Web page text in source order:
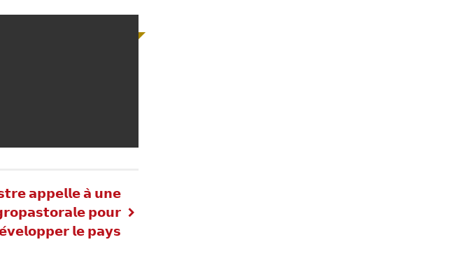
𝗮𝗽𝗽𝗲𝗹𝗹𝗲 𝗮̀ 𝘂𝗻𝗲
𝗽𝗼𝘂𝗿
𝗹𝗲 𝗽𝗮𝘆𝘀